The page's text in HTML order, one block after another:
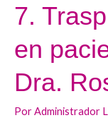
7.
en
Dra.
PorAdministrador
7.
Trasplante
Hepático
pacientes